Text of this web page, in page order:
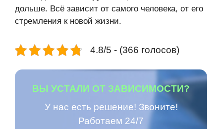
дольше. Всё зависит от самого человека, от его
стремления к новой жизни.
4.8/5 - (366 голосов)
ВЫ УСТАЛИ ОТ ЗАВИСИМОСТИ?
У нас есть решение! Звоните!
Работаем 24/7